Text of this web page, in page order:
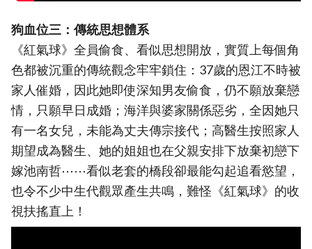
狗血位三：傳統思想體系
《紅氣球》全員偷食、看似思想開放，實質上每個角
色都被沉重的傳統觀念牢牢鎖住：37歲的恩江不時被
家人催婚，因此她即使深知男友偷食，仍不願放棄戀
情，只願早日成婚；海洋與婆家關係惡劣，全因她只
有一名女兒，未能為丈夫傳宗接代；高醫生按照家人
期望成為醫生、她的姐姐也在父親安排下放棄初戀下
嫁池南哲⋯⋯看似老套的橋段卻最能勾起追看慾望，
也令不少中生代觀眾產生共鳴，難怪《紅氣球》的收
視扶搖直上！